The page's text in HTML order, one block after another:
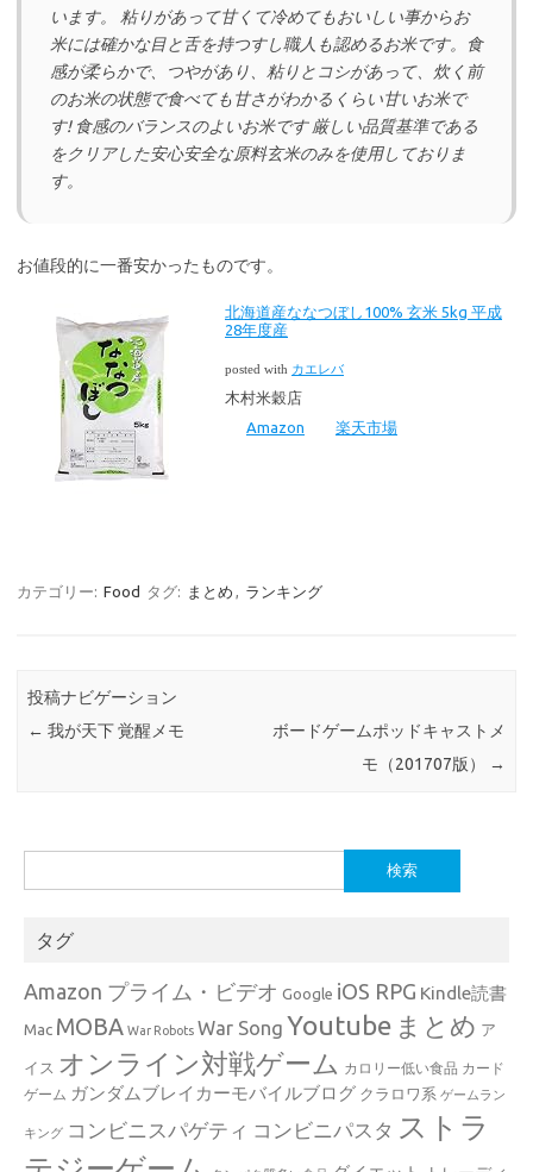
います。 粘りがあって甘くて冷めてもおいしい事からお
米には確かな目と舌を持つすし職人も認めるお米です。食
感が柔らかで、つやがあり、粘りとコシがあって、炊く前
のお米の状態で食べても甘さがわかるくらい甘いお米で
す! 食感のバランスのよいお米です 厳しい品質基準である
をクリアした安心安全な原料玄米のみを使用しておりま
す。
お値段的に一番安かったものです。
北海道産ななつぼし100% 玄米 5kg 平成
28年度産
posted with カエレバ
木村米穀店
Amazon
楽天市場
カテゴリー: Food タグ: まとめ , ランキング
投稿ナビゲーション
← 我が天下 覚醒メモ
ボードゲームポッドキャストメ
モ（201707版）
→
索:
タグ
Amazon プライム・ビデオ Google iOS RPG Kindle読書
Mac MOBA War Robots War Song Youtube まとめ ア
イス オンライン対戦ゲーム カロリー低い食品 カード
ゲーム ガンダムブレイカーモバイルブログ クラロワ系 ゲームラン
キング コンビニスパゲティ コンビニパスタ ストラ